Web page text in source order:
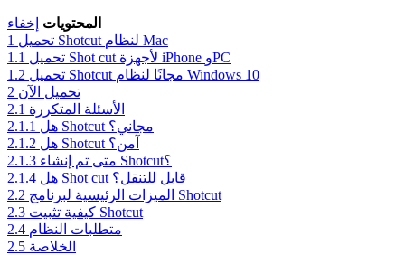
المحتويات إخفاء
1
تحميل Shotcut لنظام Mac
1.1
تحميل Shot cut لأجهزة iPhone وPC
1.2
تحميل Shotcut مجانًا لنظام Windows 10
2 تحميل الآن
2.1 الأسئلة المتكررة
2.1.1
هل Shotcut مجاني؟
2.1.2
هل Shotcut آمن؟
2.1.3
متى تم إنشاء Shotcut؟
2.1.4
هل Shot cut قابل للتنقل؟
2.2
الميزات الرئيسية لبرنامج Shotcut
2.3
كيفية تثبيت Shotcut
2.4 متطلبات النظام
2.5 الخلاصة